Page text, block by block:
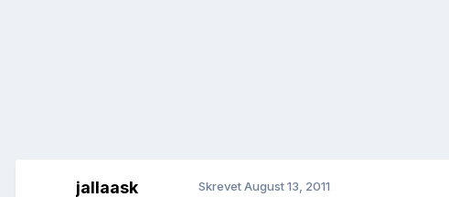
jallaask SkrevetAugust 13, 2011